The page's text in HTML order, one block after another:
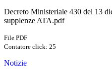
Decreto Ministeriale 430 del 13
supplenze ATA.pdf
File PDF
Contatore click: 25
Notizie